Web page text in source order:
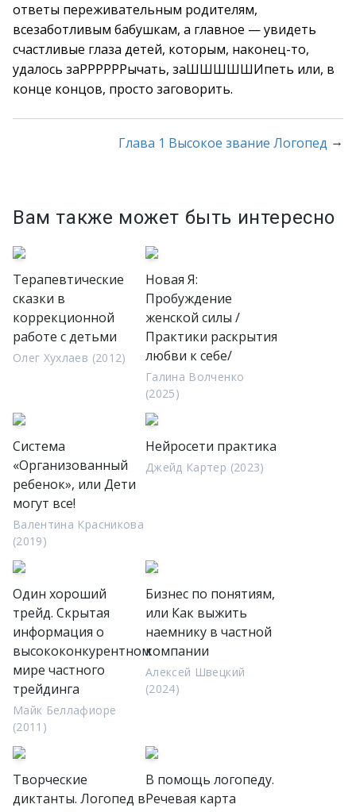
ответы переживательным родителям,
всезаботливым бабушкам, а главное — увидеть
счастливые глаза детей, которым, наконец-то,
удалось заРРРРРРычать, заШШШШШИпеть или, в
конце концов, просто заговорить.
Глава 1 Высокое звание Логопед →
Вам также может быть интересно
Терапевтические
сказки в
коррекционной
работе с детьми
Олег Хухлаев (2012)
Новая Я:
Пробуждение
женской силы /
Практики раскрытия
любви к себе/
Галина Волченко
(2025)
Система
«Организованный
ребенок», или Дети
могут все!
Валентина Красникова
(2019)
Нейросети практика
Джейд Картер (2023)
Один хороший
трейд. Скрытая
информация о
высококонкурентном
мире частного
трейдинга
Майк Беллафиоре
(2011)
Бизнес по понятиям,
или Как выжить
наемнику в частной
компании
Алексей Швецкий
(2024)
Творческие
диктанты. Логопед в
В помощь логопеду.
Речевая карта